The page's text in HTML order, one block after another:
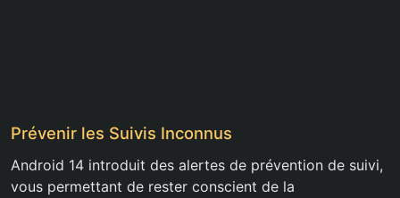
Prévenir les Suivis Inconnus
Android 14 introduit des alertes de prévention de suivi,
vous permettant de rester conscient de la